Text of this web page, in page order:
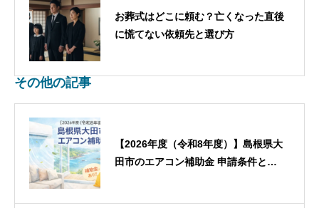
お葬式はどこに頼む？亡くなった直後
に慌てない依頼先と選び方
その他の記事
【2026年度（令和8年度）】島根県大
田市のエアコン補助金 申請条件と上